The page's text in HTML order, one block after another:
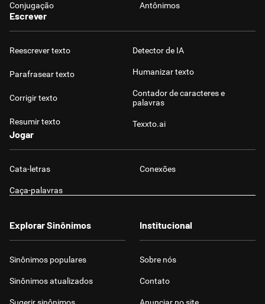
Conjugação Antônimos
Escrever
Reescrever texto
Parafrasear texto
Corrigir texto
Resumir texto
Detector de IA
Humanizar texto
Contador de caracteres e
palavras
Texxto.ai
Jogar
Cata-letras Conexões
Caça-palavras
Explorar Sinônimos
Sinônimos populares
Sinônimos atualizados
Institucional
Sobre nós
Contato